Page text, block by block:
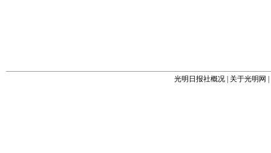
光明日报社概况 关于光明网